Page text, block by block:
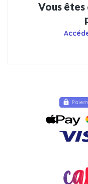
Vous êtes